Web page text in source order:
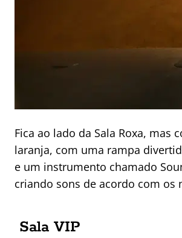
Fica ao lado da Sala Roxa,
laranja, com uma rampa
e um instrumento chamado
criando sons de acordo com os
Sala VIP